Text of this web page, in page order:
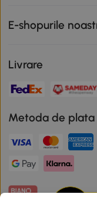
E-shopurile
Livrare
Metoda de plata